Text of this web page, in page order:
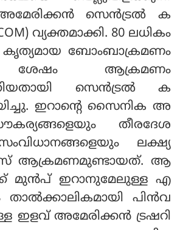
സെന്‍ട്രല്‍ ക
വ്യക്തമാക്കി. 80 ലധികം
കൃത്യമായ ബോംബാക്രമണം
ശേഷം ആക്രമണം
സെന്‍ട്രല്‍ ക
ഇറാന്റെ സൈനിക അ
തീരദേശ
ലക്ഷ്യ
ആക്രമണമുണ്ടായത്. ആ
മുന്‍പ് ഇറാനുമേലുള്ള എ
പിന്‍വ
ഇളവ് അമേരിക്കന്‍ ട്രഷറി